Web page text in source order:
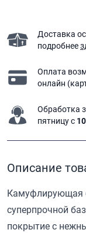
Доставка
подробнее
Оплата
онлайн
Обработка
пятницу с
Описание
Камуфлирующая
суперпрочной
покрытие с